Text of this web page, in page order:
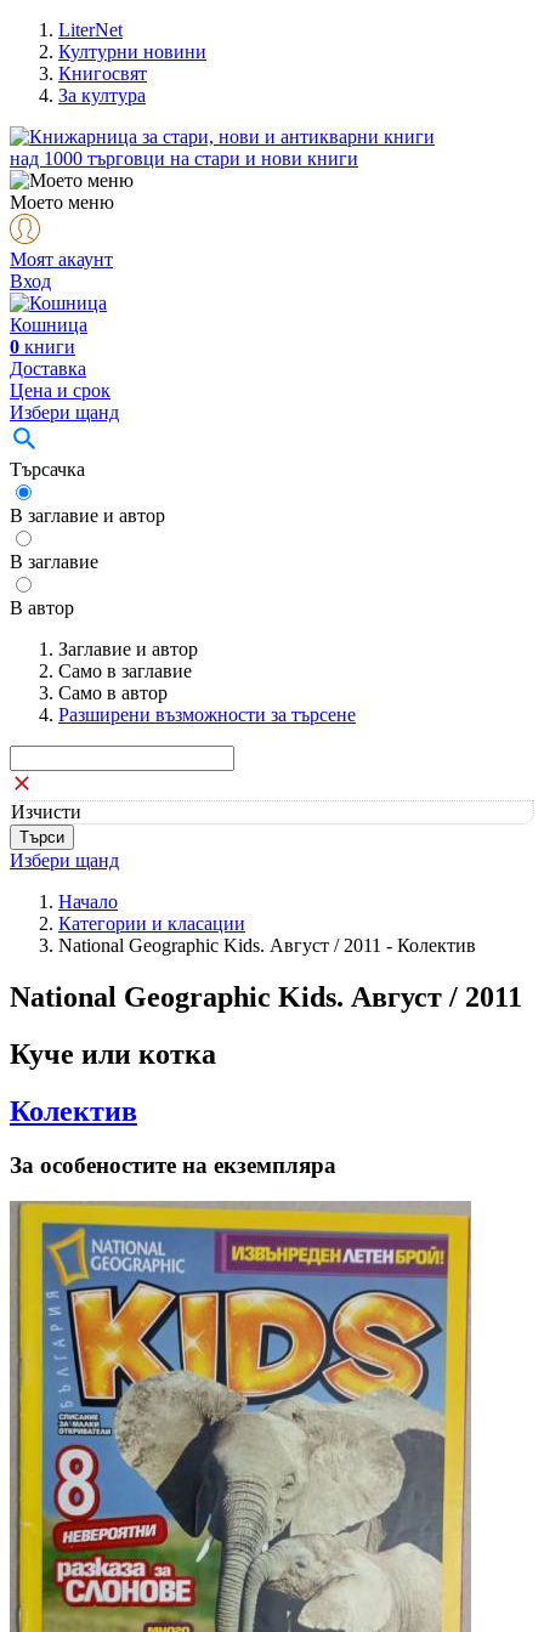
LiterNet
Културни новини
Книгосвят
За култура
над 1000 търговци на стари и нови книги
Моето меню
Моят акаунт
Вход
Кошница
0 книги
Доставка
Цена и срок
Избери щанд
Търсачка
В заглавие и автор
В заглавие
В автор
Заглавие и автор
Само в заглавие
Само в автор
Разширени възможности за търсене
Изчисти
Избери щанд
Начало
Категории и класации
National Geographic Kids. Август / 2011 - Колектив
National Geographic Kids. Август / 2011
Куче или котка
Колектив
За особеностите на екземпляра